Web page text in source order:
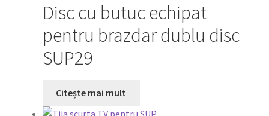
Disc cu butuc echipat
pentru brazdar dublu disc
SUP29
Citește mai mult